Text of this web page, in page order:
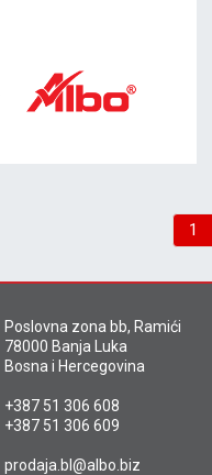
1
Poslovna zona bb, Ramići
78000 Banja Luka
Bosna i Hercegovina
+387 51 306 608
+387 51 306 609
prodaja.bl@albo.biz